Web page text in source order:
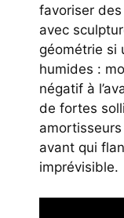
favoriser
avec
géométrie si
humides :
négatif à
de fortes
avant qui
imprévisible.